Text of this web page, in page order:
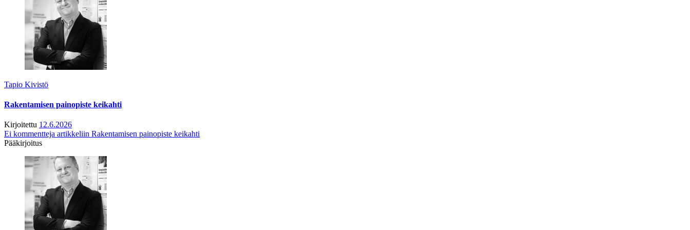
Tapio Kivistö
Rakentamisen painopiste keikahti
Kirjoitettu 12.6.2026
Ei kommentteja artikkeliin Rakentamisen painopiste keikahti
Pääkirjoitus